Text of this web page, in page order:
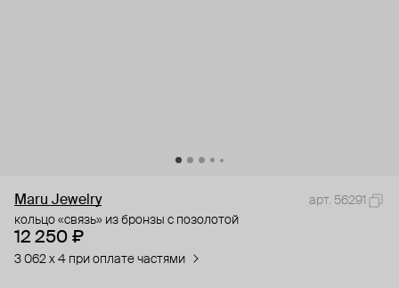
Maru Jewelry
арт. 56291
кольцо «связь» из бронзы с позолотой
12 250 ₽
3 062 x 4 при оплате частями